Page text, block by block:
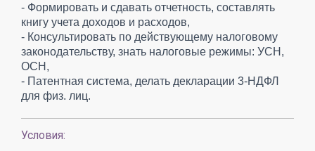
- Формировать и сдавать отчетность, составлять
книгу учета доходов и расходов,
- Консультировать по действующему налоговому
законодательству, знать налоговые режимы: УСН,
ОСН,
- Патентная система, делать декларации 3-НДФЛ
для физ. лиц.
Условия: